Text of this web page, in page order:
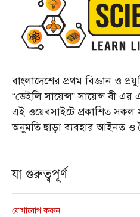
বাংলাদেশের প্রথম বিজ্ঞান ও
“ডেইলি সায়েন্স” সায়েন্স বী
এই ওয়েবসাইটে প্রকাশিত সকল
অনুমতি ছাড়া ব্যবহার আইনত ও
যা গুরুত্বপূর্ণ
যোগাযোগ করুন